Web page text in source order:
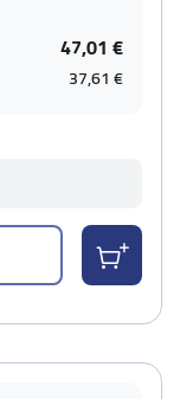
47,01 €
37,61 €